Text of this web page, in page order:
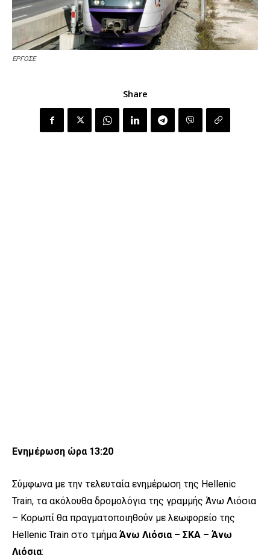
ΕΡΓΟΣΕ
Share
Ενημέρωση ώρα 13:20
Σύμφωνα με την τελευταία ενημέρωση της Hellenic
Train, τα ακόλουθα δρομολόγια της γραμμής Άνω Λιόσια
– Κορωπί θα πραγματοποιηθούν με λεωφορείο της
Hellenic Train στο τμήμαΆνω Λιόσια – ΣΚΑ – Άνω
Λιόσια: